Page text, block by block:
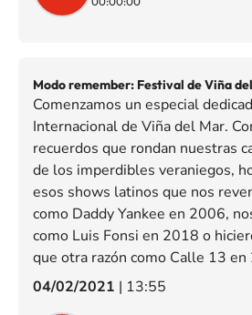
Modo remember: Festival de Viña
Comenzamos un especial
Internacional de Viña del Mar.
recuerdos que rondan nuestras
de los imperdibles veraniegos,
esos shows latinos que nos
como Daddy Yankee en 2006,
como Luis Fonsi en 2018 o
que otra razón como Calle 13
04/02/2021 | 13:55